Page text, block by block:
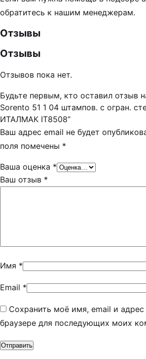
обратитесь к нашим менеджерам.
Отзывы
Отзывы
Отзывов пока нет.
Будьте первым, кто оставил отзыв
Sorento 51 1 04 штампов. с огран.
ИТАЛМАК IT8508”
Ваш адрес email не будет
поля помечены *
Ваша оценка *
Ваш отзыв *
Имя *
Email *
Сохранить моё имя, email и адрес
браузере для последующих моих